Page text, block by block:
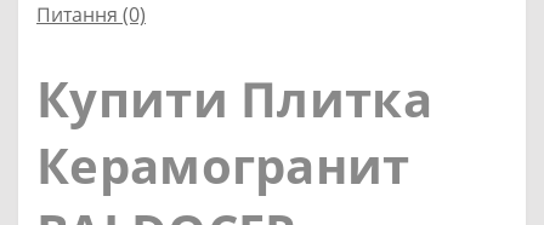
Питання (0)
Купити Плитка
Керамогранит